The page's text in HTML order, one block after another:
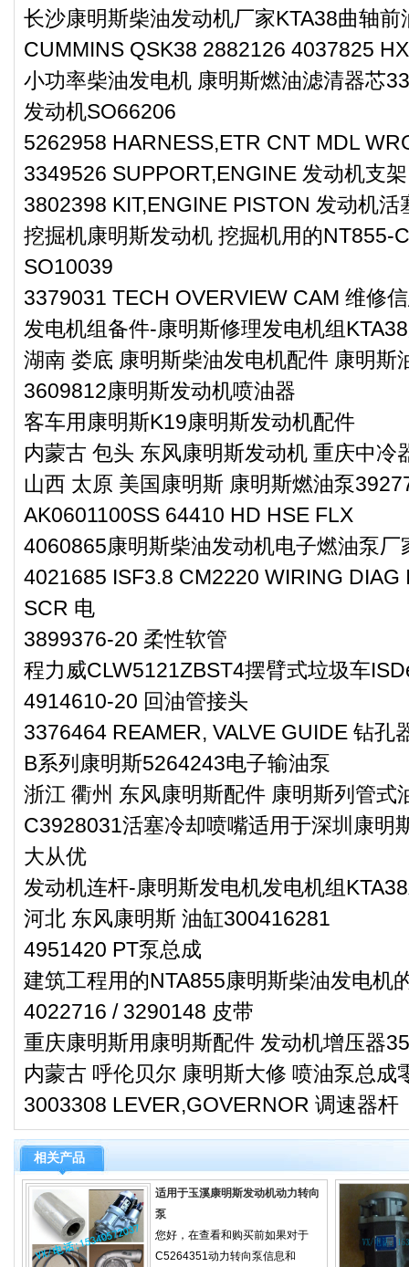
长沙康明斯柴油发动机厂家KTA38曲轴
CUMMINS QSK38 2882126 4037825
小功率柴油发电机 康明斯燃油滤清器芯
发动机SO66206
5262958 HARNESS,ETR CNT MDL
3349526 SUPPORT,ENGINE 发动机支架
3802398 KIT,ENGINE PISTON 发动机活
挖掘机康明斯发动机 挖掘机用的NT855-
SO10039
3379031 TECH OVERVIEW CAM 维修
发电机组备件-康明斯修理发电机组
湖南 娄底 康明斯柴油发电机配件 康明斯
3609812康明斯发动机喷油器
客车用康明斯K19康明斯发动机配件
内蒙古 包头 东风康明斯发动机 重庆中冷
山西 太原 美国康明斯 康明斯燃油泵
AK0601100SS 64410 HD HSE FLX
4060865康明斯柴油发动机电子燃油泵厂
4021685 ISF3.8 CM2220 WIRING DIAG
SCR 电
3899376-20 柔性软管
程力威CLW5121ZBST4摆臂式垃圾车
4914610-20 回油管接头
3376464 REAMER, VALVE GUIDE 钻孔
B系列康明斯5264243电子输油泵
浙江 衢州 东风康明斯配件 康明斯列管式
C3928031活塞冷却喷嘴适用于深圳康明
大从优
发动机连杆-康明斯发电机发电机组
河北 东风康明斯 油缸300416281
4951420 PT泵总成
建筑工程用的NTA855康明斯柴油发电机
4022716 / 3290148 皮带
重庆康明斯用康明斯配件 发动机增压器
内蒙古 呼伦贝尔 康明斯大修 喷油泵总成
3003308 LEVER,GOVERNOR 调速器杆
相关产品
适用于玉溪康明斯发动机动力转向
泵
您好，在查看和购买前如果对于
C5264351动力转向泵信息和